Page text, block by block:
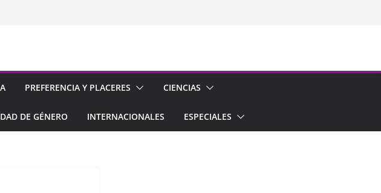
PREFERENCIA Y PLACERES CIENCIAS
DE GÉNERO INTERNACIONALES ESPECIALES